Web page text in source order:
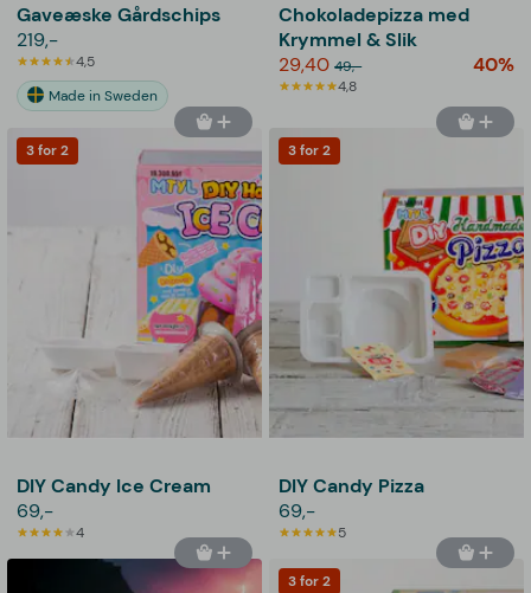
Gaveæske Gårdschips
219,-
4,5
Made in Sweden
Chokoladepizza med
Krymmel & Slik
29,40 49,- 40%
4,8
3 for 2
DIY Candy Ice Cream
69,-
4
3 for 2
DIY Candy Pizza
69,-
5
3 for 2